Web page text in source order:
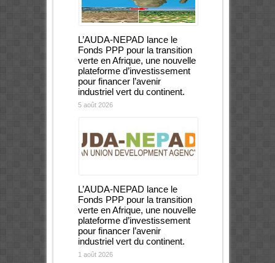
L’AUDA-NEPAD lance le
Fonds PPP pour la transition
verte en Afrique, une nouvelle
plateforme d’investissement
pour financer l’avenir
industriel vert du continent.
5 août 2026
L’AUDA-NEPAD lance le
Fonds PPP pour la transition
verte en Afrique, une nouvelle
plateforme d’investissement
pour financer l’avenir
industriel vert du continent.
1 août 2026